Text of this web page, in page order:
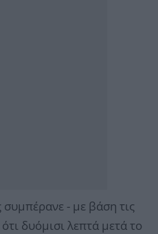
- με βάση τις
δυόμισι λεπτά μετά το